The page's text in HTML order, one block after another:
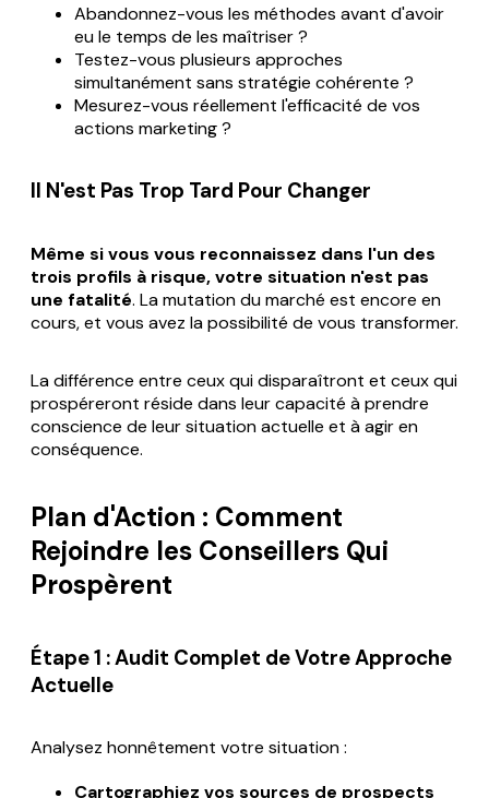
Abandonnez-vous les méthodes avant d'avoir
eu le temps de les maîtriser ?
Testez-vous plusieurs approches
simultanément sans stratégie cohérente ?
Mesurez-vous réellement l'efficacité de vos
actions marketing ?
Il N'est Pas Trop Tard Pour Changer
Même si vous vous reconnaissez dans l'un des
trois profils à risque, votre situation n'est pas
une fatalité. La mutation du marché est encore en
cours, et vous avez la possibilité de vous transformer.
La différence entre ceux qui disparaîtront et ceux qui
prospéreront réside dans leur capacité à prendre
conscience de leur situation actuelle et à agir en
conséquence.
Plan d'Action : Comment
Rejoindre les Conseillers Qui
Prospèrent
Étape 1 : Audit Complet de Votre Approche
Actuelle
Analysez honnêtement votre situation :
Cartographiez vos sources de prospects